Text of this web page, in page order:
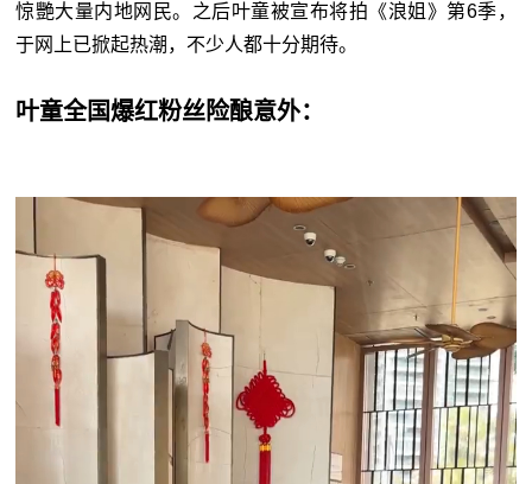
惊艷大量内地网民。之后叶童被宣布将拍《浪姐》第6季，
于网上已掀起热潮，不少人都十分期待。
叶童全国爆红粉丝险酿意外：